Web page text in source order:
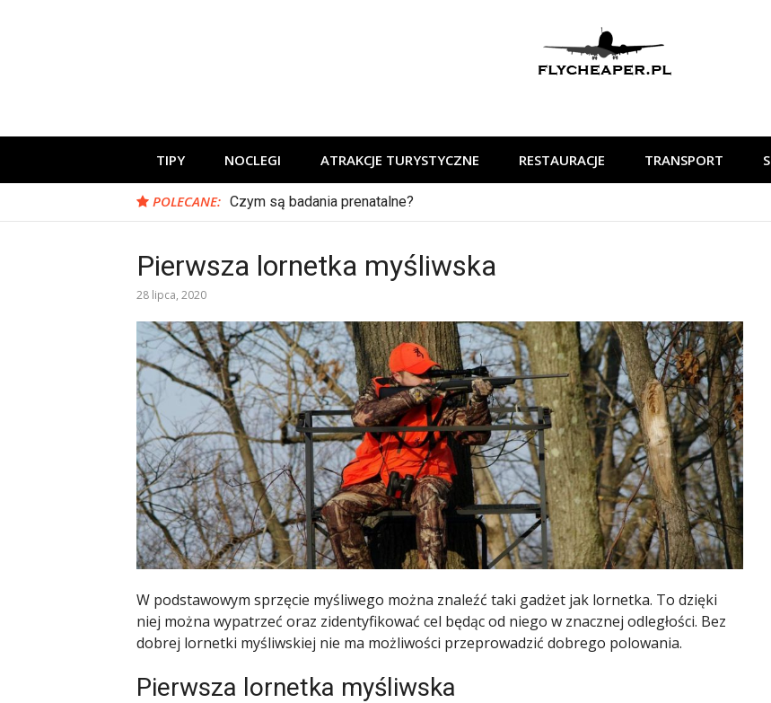
TIPY NOCLEGI ATRAKCJE TURYSTYCZNE RESTAURACJE TRANSPORT
POLECANE: Czym są badania prenatalne?
Pierwsza lornetka myśliwska
28 lipca, 2020
W podstawowym sprzęcie myśliwego można znaleźć taki gadżet jak lornetka. To dzięki
niej można wypatrzeć oraz zidentyfikować cel będąc od niego w znacznej odległości. Bez
dobrej lornetki myśliwskiej nie ma możliwości przeprowadzić dobrego polowania.
Pierwsza lornetka myśliwska